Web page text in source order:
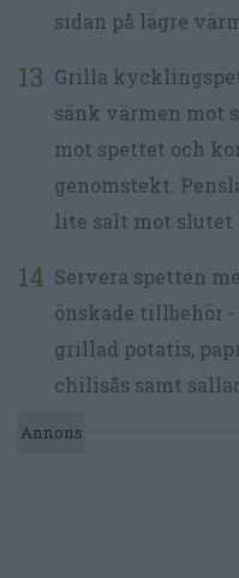
sidan på lägre
Grilla
sänk värmen mot
mot spettet och
genomstekt.
lite salt mot
Servera spetten
önskade tillbehör
grillad potatis,
chilisås samt